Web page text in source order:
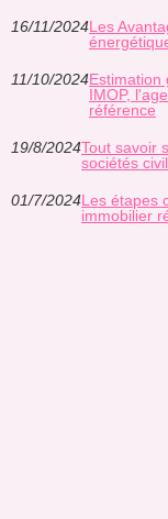
16/11/2024Les
11/10/2024Estimation
IMOP,
référence
19/8/2024Tout savoir
sociétés
01/7/2024Les étapes
immobilier